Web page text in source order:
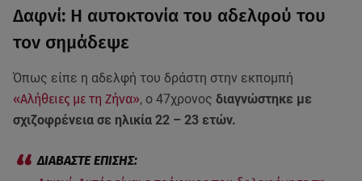
Δαφνί: Η αυτοκτονία του αδελφού του
τον σημάδεψε
Όπως είπε η αδελφή του δράστη στην εκπομπή
«Αλήθειες με τη Ζήνα», ο 47χρονος διαγνώστηκε με
σχιζοφρένεια σε ηλικία 22 – 23 ετών.